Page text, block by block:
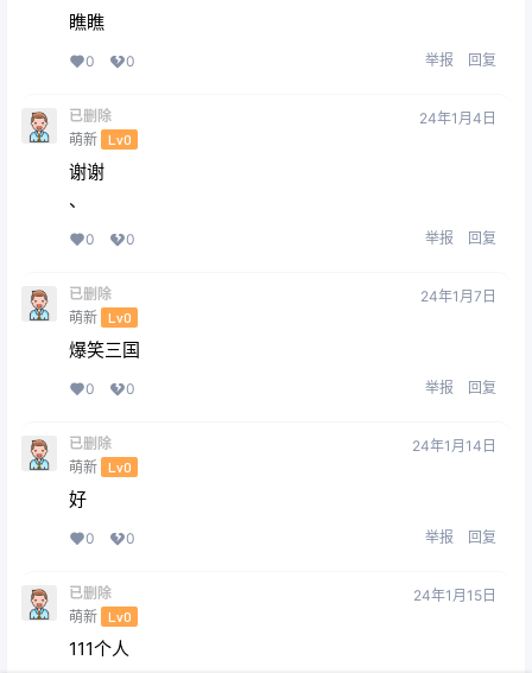
瞧瞧
0 0 举报 回复
已删除
萌新 Lv0
24年1月4日
谢谢
、
0 0 举报 回复
已删除
萌新 Lv0
24年1月7日
爆笑三国
0 0 举报 回复
已删除
萌新 Lv0
24年1月14日
好
0 0 举报 回复
已删除
萌新 Lv0
24年1月15日
111个人